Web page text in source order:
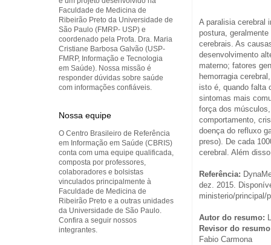
A paralisia cerebral
postura,
cerebrais. As
desenvolvimento
materno; fatores
hemorragia
isto é, quando falta
sintomas mais
força dos
comportamento,
doença do refluxo
preso). De cada
cerebral. Além
Referência:
dez. 2015.
ministerio/principal/
Autor do resumo:
Revisor do
Fabio Carmona
Faculdade de Medicina de
Ribeirão Preto da Universidade de
São Paulo (FMRP- USP) e
coordenado pela Profa. Dra. Maria
Cristiane Barbosa Galvão (USP-
FMRP, Informação e Tecnologia
em Saúde). Nossa missão é
responder dúvidas sobre saúde
com informações confiáveis.
Nossa equipe
O Centro Brasileiro de Referência
em Informação em Saúde (CBRIS)
conta com uma equipe qualificada,
composta por professores,
colaboradores e bolsistas
vinculados principalmente à
Faculdade de Medicina de
Ribeirão Preto e a outras unidades
da Universidade de São Paulo.
Confira a seguir nossos
integrantes.